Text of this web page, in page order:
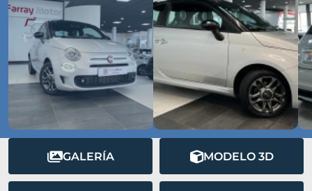
GALERÍA MODELO 3D